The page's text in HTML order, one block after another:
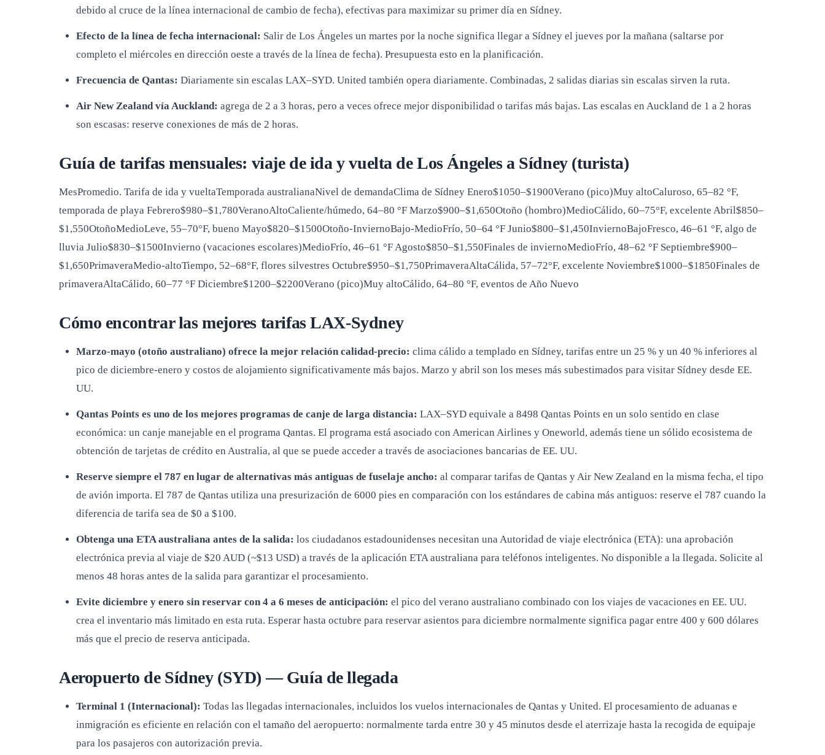
debido al cruce de la línea internacional de cambio de fecha), efectivas para maximizar su primer día en Sídney.
Efecto de la línea de fecha internacional: Salir de Los Ángeles un martes por la noche significa llegar a Sídney el jueves por la mañana (saltarse por
completo el miércoles en dirección oeste a través de la línea de fecha). Presupuesta esto en la planificación.
Frecuencia de Qantas: Diariamente sin escalas LAX–SYD. United también opera diariamente. Combinadas, 2 salidas diarias sin escalas sirven la ruta.
Air New Zealand vía Auckland: agrega de 2 a 3 horas, pero a veces ofrece mejor disponibilidad o tarifas más bajas. Las escalas en Auckland de 1 a 2 horas
son escasas: reserve conexiones de más de 2 horas.
Guía de tarifas mensuales: viaje de ida y vuelta de Los Ángeles a Sídney (turista)
MesPromedio. Tarifa de ida y vueltaTemporada australianaNivel de demandaClima de Sídney Enero$1050–$1900Verano (pico)Muy altoCaluroso, 65–82 °F,
temporada de playa Febrero$980–$1,780VeranoAltoCaliente/húmedo, 64–80 °F Marzo$900–$1,650Otoño (hombro)MedioCálido, 60–75°F, excelente Abril$850–
$1,550OtoñoMedioLeve, 55–70°F, bueno Mayo$820–$1500Otoño-InviernoBajo-MedioFrío, 50–64 °F Junio$800–$1,450InviernoBajoFresco, 46–61 °F, algo de
lluvia Julio$830–$1500Invierno (vacaciones escolares)MedioFrío, 46–61 °F Agosto$850–$1,550Finales de inviernoMedioFrío, 48–62 °F Septiembre$900–
$1,650PrimaveraMedio-altoTiempo, 52–68°F, flores silvestres Octubre$950–$1,750PrimaveraAltaCálida, 57–72°F, excelente Noviembre$1000–$1850Finales de
primaveraAltaCálido, 60–77 °F Diciembre$1200–$2200Verano (pico)Muy altoCálido, 64–80 °F, eventos de Año Nuevo
Cómo encontrar las mejores tarifas LAX-Sydney
Marzo-mayo (otoño australiano) ofrece la mejor relación calidad-precio: clima cálido a templado en Sídney, tarifas entre un 25 % y un 40 % inferiores al
pico de diciembre-enero y costos de alojamiento significativamente más bajos. Marzo y abril son los meses más subestimados para visitar Sídney desde EE.
UU.
Qantas Points es uno de los mejores programas de canje de larga distancia: LAX–SYD equivale a 8498 Qantas Points en un solo sentido en clase
económica: un canje manejable en el programa Qantas. El programa está asociado con American Airlines y Oneworld, además tiene un sólido ecosistema de
obtención de tarjetas de crédito en Australia, al que se puede acceder a través de asociaciones bancarias de EE. UU.
Reserve siempre el 787 en lugar de alternativas más antiguas de fuselaje ancho: al comparar tarifas de Qantas y Air New Zealand en la misma fecha, el tipo
de avión importa. El 787 de Qantas utiliza una presurización de 6000 pies en comparación con los estándares de cabina más antiguos: reserve el 787 cuando la
diferencia de tarifa sea de $0 a $100.
Obtenga una ETA australiana antes de la salida: los ciudadanos estadounidenses necesitan una Autoridad de viaje electrónica (ETA): una aprobación
electrónica previa al viaje de $20 AUD (~$13 USD) a través de la aplicación ETA australiana para teléfonos inteligentes. No disponible a la llegada. Solicite al
menos 48 horas antes de la salida para garantizar el procesamiento.
Evite diciembre y enero sin reservar con 4 a 6 meses de anticipación: el pico del verano australiano combinado con los viajes de vacaciones en EE. UU.
crea el inventario más limitado en esta ruta. Esperar hasta octubre para reservar asientos para diciembre normalmente significa pagar entre 400 y 600 dólares
más que el precio de reserva anticipada.
Aeropuerto de Sídney (SYD) — Guía de llegada
Terminal 1 (Internacional): Todas las llegadas internacionales, incluidos los vuelos internacionales de Qantas y United. El procesamiento de aduanas e
inmigración es eficiente en relación con el tamaño del aeropuerto: normalmente tarda entre 30 y 45 minutos desde el aterrizaje hasta la recogida de equipaje
para los pasajeros con autorización previa.